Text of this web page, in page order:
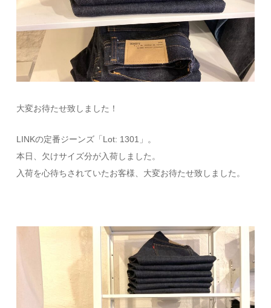
大変お待たせ致しました！
LINKの定番ジーンズ「Lot: 1301」。
本日、欠けサイズ分が入荷しました。
入荷を心待ちされていたお客様、大変お待たせ致しました。